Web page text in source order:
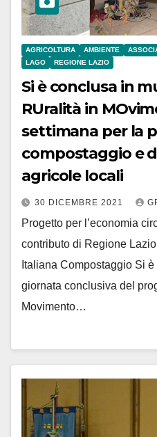
AGRICOLTURA AMBIENTE
LAGO
REGIONE LAZIO
Si è conclusa in
RUralità in
settimana per la
compostaggio e
agricole locali
30 DICEMBRE 2021
Progetto per l’economia
contributo di Regione
Italiana Compostaggio Si
giornata conclusiva del
Movimento…